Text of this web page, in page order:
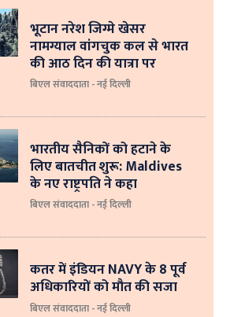
भूटान नरेश जिग्मे खेसर
नामग्याल वांगचुक कल से भारत
की आठ दिन की यात्रा पर
बिएल संवाददाता - नई दिल्ली
भारतीय सैनिकों को हटाने के
लिए बातचीत शुरू: Maldives
के नए राष्ट्रपति ने कहा
बिएल संवाददाता - नई दिल्‍ली
कतर में इंडियन NAVY के 8 पूर्व
अधिकारियों को मौत की सजा
बिएल संवाददाता - नई दिल्ली